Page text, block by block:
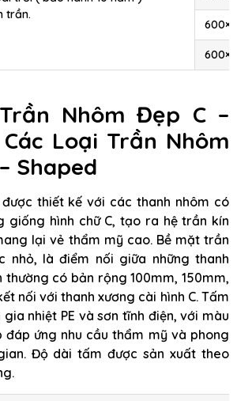
trần.
Nhôm Đẹp C –
Loại Trần Nhôm
Shaped
thiết kế với các thanh nhôm có
giống hình chữ C, tạo ra hệ trần kín
lại vẻ thẩm mỹ cao. Bề mặt trần
nhỏ, là điểm nối giữa những thanh
có bản rộng 100mm, 150mm,
nối với thanh xương cài hình C. Tấm
nhiệt PE và sơn tĩnh điện, với màu
đáp ứng nhu cầu thẩm mỹ và phong
Độ dài tấm được sản xuất theo